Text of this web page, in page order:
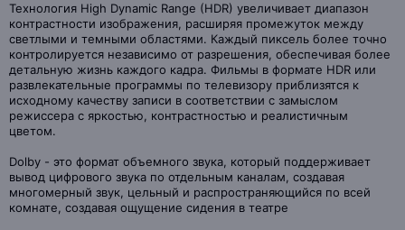
Технология High Dynamic Range (HDR) увеличивает диапазон
контрастности изображения, расширяя промежуток между
светлыми и темными областями. Каждый пиксель более точно
контролируется независимо от разрешения, обеспечивая более
детальную жизнь каждого кадра. Фильмы в формате HDR или
развлекательные программы по телевизору приблизятся к
исходному качеству записи в соответствии с замыслом
режиссера с яркостью, контрастностью и реалистичным
цветом.
Dolby - это формат объемного звука, который поддерживает
вывод цифрового звука по отдельным каналам, создавая
многомерный звук, цельный и распространяющийся по всей
комнате, создавая ощущение сидения в театре